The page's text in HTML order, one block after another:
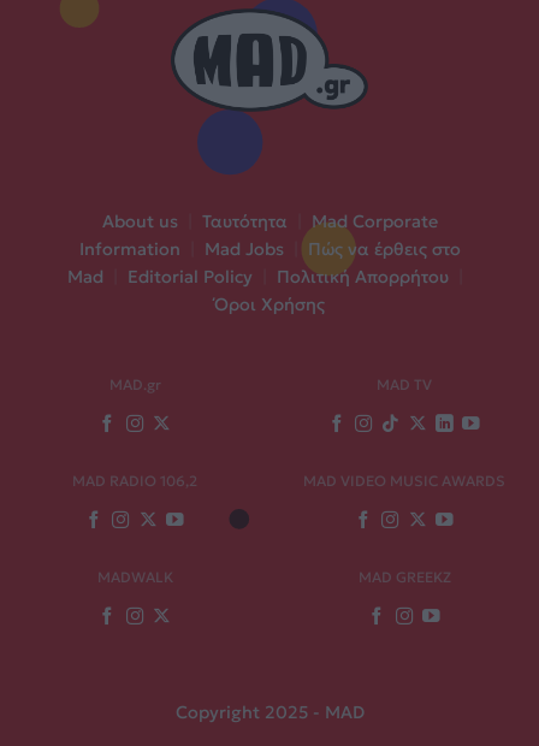
About us Ταυτότητα
Mad Corporate
Information
Mad Jobs
Πώς να έρθεις στο
Mad
Editorial Policy Πολιτική Απορρήτου
Όροι Χρήσης
MAD.gr MAD TV
MAD RADIO 106,2 MAD VIDEO MUSIC AWARDS
MADWALK MAD GREEKZ
Copyright 2025 - MAD